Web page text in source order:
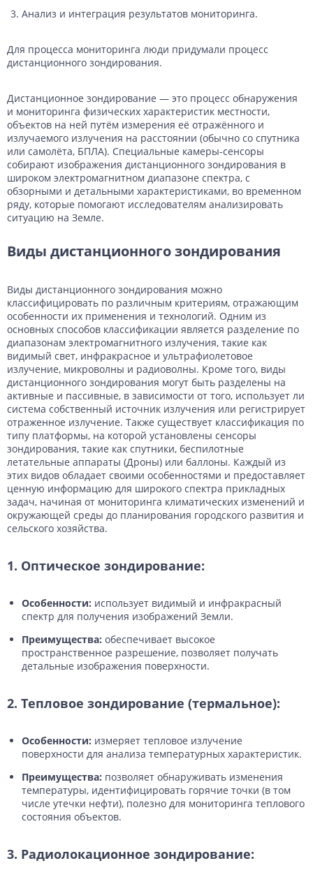
Анализ и интеграция результатов мониторинга.
Для процесса мониторинга люди придумали процесс
дистанционного зондирования.
Дистанционное зондирование — это процесс обнаружения
и мониторинга физических характеристик местности,
объектов на ней путём измерения её отражённого и
излучаемого излучения на расстоянии (обычно со спутника
или самолёта, БПЛА). Специальные камеры-сенсоры
собирают изображения дистанционного зондирования в
широком электромагнитном диапазоне спектра, с
обзорными и детальными характеристиками, во временном
ряду, которые помогают исследователям анализировать
ситуацию на Земле.
Виды дистанционного зондирования
Виды дистанционного зондирования можно
классифицировать по различным критериям, отражающим
особенности их применения и технологий. Одним из
основных способов классификации является разделение по
диапазонам электромагнитного излучения, такие как
видимый свет, инфракрасное и ультрафиолетовое
излучение, микроволны и радиоволны. Кроме того, виды
дистанционного зондирования могут быть разделены на
активные и пассивные, в зависимости от того, использует ли
система собственный источник излучения или регистрирует
отраженное излучение. Также существует классификация по
типу платформы, на которой установлены сенсоры
зондирования, такие как спутники, беспилотные
летательные аппараты (Дроны) или баллоны. Каждый из
этих видов обладает своими особенностями и предоставляет
ценную информацию для широкого спектра прикладных
задач, начиная от мониторинга климатических изменений и
окружающей среды до планирования городского развития и
сельского хозяйства.
1. Оптическое зондирование:
Особенности: использует видимый и инфракрасный
спектр для получения изображений Земли.
Преимущества: обеспечивает высокое
пространственное разрешение, позволяет получать
детальные изображения поверхности.
2. Тепловое зондирование (термальное):
Особенности: измеряет тепловое излучение
поверхности для анализа температурных характеристик.
Преимущества: позволяет обнаруживать изменения
температуры, идентифицировать горячие точки (в том
числе утечки нефти), полезно для мониторинга теплового
состояния объектов.
3. Радиолокационное зондирование: